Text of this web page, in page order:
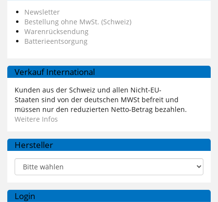
Newsletter
Bestellung ohne MwSt. (Schweiz)
Warenrücksendung
Batterieentsorgung
Verkauf International
Kunden aus der Schweiz und allen Nicht-EU-
Staaten sind von der deutschen MWSt befreit und
müssen nur den reduzierten Netto-Betrag bezahlen.
Weitere Infos
Hersteller
Login